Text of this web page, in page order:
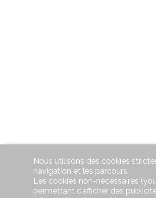
Nous utilisons des cookies
navigation et les parcours.
Les cookies non-nécessaires
permettant d’afficher des